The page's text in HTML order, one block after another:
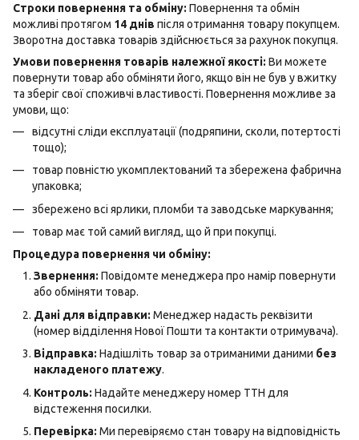
Строки повернення та обміну: Повернення та обмін
можливі протягом 14 днів після отримання товару покупцем.
Зворотна доставка товарів здійснюється за рахунок покупця.
Умови повернення товарів належної якості: Ви можете
повернути товар або обміняти його, якщо він не був у вжитку
та зберіг свої споживчі властивості. Повернення можливе за
умови, що:
відсутні сліди експлуатації (подряпини, сколи, потертості
тощо);
товар повністю укомплектований та збережена фабрична
упаковка;
збережено всі ярлики, пломби та заводське маркування;
товар має той самий вигляд, що й при покупці.
Процедура повернення чи обміну:
Звернення: Повідомте менеджера про намір повернути
або обміняти товар.
Дані для відправки: Менеджер надасть реквізити
(номер відділення Нової Пошти та контакти отримувача).
Відправка: Надішліть товар за отриманими даними без
накладеного платежу.
Контроль: Надайте менеджеру номер ТТН для
відстеження посилки.
Перевірка: Ми перевіряємо стан товару на відповідність